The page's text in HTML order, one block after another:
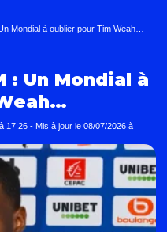
Mondial à oublier pour Tim Weah…
: Un Mondial à
17:26 - Mis à jour le 08/07/2026 à